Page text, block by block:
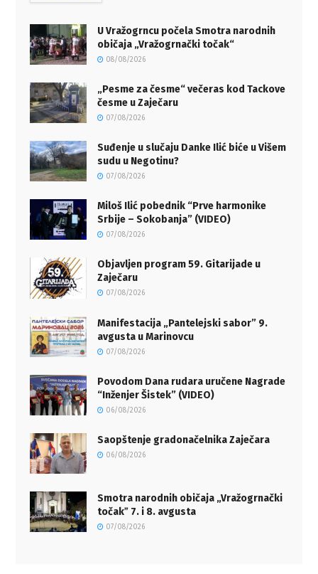
U Vražogrncu počela Smotra narodnih
običaja „Vražogrnački točak“
08/08/2026
„Pesme za česme“ večeras kod Tackove
česme u Zaječaru
07/08/2026
Suđenje u slučaju Danke Ilić biće u Višem
sudu u Negotinu?
07/08/2026
Miloš Ilić pobednik “Prve harmonike
Srbije – Sokobanja” (VIDEO)
07/08/2026
Objavljen program 59. Gitarijade u
Zaječaru
07/08/2026
Manifestacija „Pantelejski sabor” 9.
avgusta u Marinovcu
07/08/2026
Povodom Dana rudara uručene Nagrade
“Inženjer Šistek” (VIDEO)
06/08/2026
Saopštenje gradonačelnika Zaječara
06/08/2026
Smotra narodnih običaja „Vražogrnački
točakˮ 7. i 8. avgusta
07/08/2026